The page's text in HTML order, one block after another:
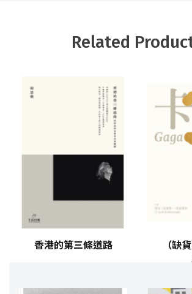
Related
香港的第三條道路
（缺